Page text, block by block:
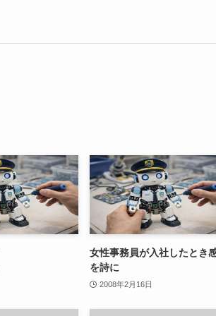
女性事務員が入社したとき
を詩に
2008年2月16日